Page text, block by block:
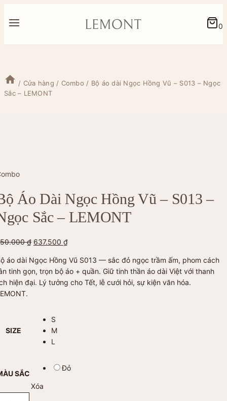
to
0
/ Cửa hàng / Combo / Bộ áo dài Ngọc Hồng Vũ – S013 – Ngọc
Sắc – LEMONT
Áo Dài Ngọc Hồng Vũ – S013 –
Sắc – LEMONT
₫ Giá
là:
750.000 ₫.
637.500 ₫Giá
tại
là:
637.500 ₫.
áo dài Ngọc Hồng Vũ S013 — sắc đỏ ngọc trầm ấm, phom cách
tinh gọn, trọn bộ áo + quần. Giữ tinh thần áo dài Việt với thanh
hiện đại. Lý tưởng cho Tết, lễ cưới hỏi, sự kiện văn hóa.
SIZE
S
M
L
SẮC
Đỏ
Xóa